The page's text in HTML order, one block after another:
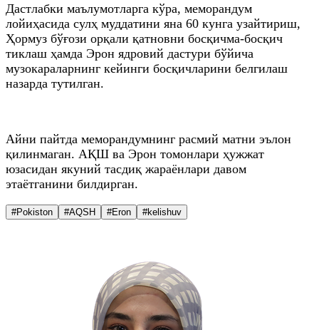
Дастлабки маълумотларга кўра, меморандум
лойиҳасида сулҳ муддатини яна 60 кунга узайтириш,
Ҳормуз бўғози орқали қатновни босқичма-босқич
тиклаш ҳамда Эрон ядровий дастури бўйича
музокараларнинг кейинги босқичларини белгилаш
назарда тутилган.
Айни пайтда меморандумнинг расмий матни эълон
қилинмаган. АҚШ ва Эрон томонлари ҳужжат
юзасидан якуний тасдиқ жараёнлари давом
этаётганини билдирган.
#Pokiston #AQSH #Eron #kelishuv